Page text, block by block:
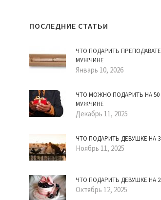
ПОСЛЕДНИЕ СТАТЬИ
ЧТО ПОДАРИТЬ
МУЖЧИНЕ
Январь 10, 2026
ЧТО МОЖНО ПОДАРИТЬ НА 50
МУЖЧИНЕ
Декабрь 11, 2025
ЧТО ПОДАРИТЬ ДЕВУШКЕ НА
Ноябрь 11, 2025
ЧТО ПОДАРИТЬ ДЕВУШКЕ НА
Октябрь 12, 2025